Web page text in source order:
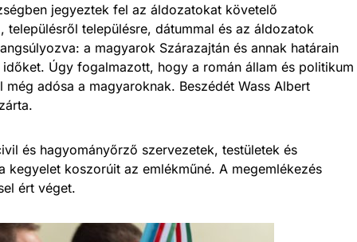
jegyeztek fel az áldozatokat követelő
településre, dátummal és az áldozatok
a magyarok Szárazajtán és annak határain
Úgy fogalmazott, hogy a román állam és politikum
adósa a magyaroknak. Beszédét Wass Albert
és hagyományőrző szervezetek, testületek és
kegyelet koszorúit az emlékműné. A megemlékezés
ért véget.